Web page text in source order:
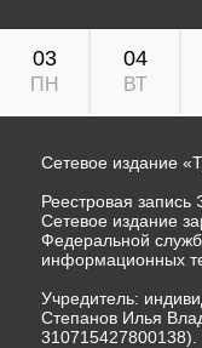
03
ПН
04
ВТ
Сетевое издание
Реестровая
Сетевое издание
Федеральной
информационных
Учредитель:
Степанов Илья
310715427800138).